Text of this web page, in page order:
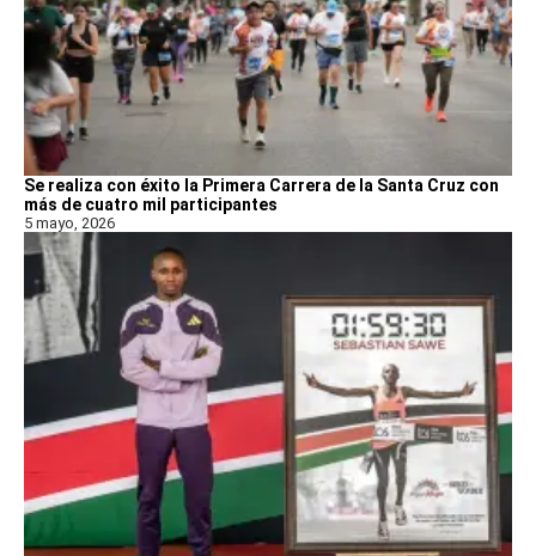
Se realiza con éxito la Primera Carrera de la Santa Cruz con
más de cuatro mil participantes
5 mayo, 2026